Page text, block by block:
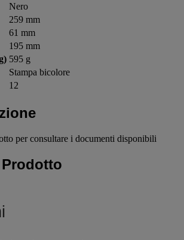
Nero
259 mm
61 mm
195 mm
595 g
Stampa bicolore
12
per consultare i documenti disponibili